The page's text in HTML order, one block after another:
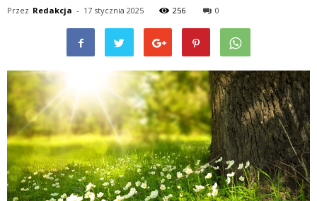
Przez Redakcja - 17 stycznia 2025 256 0